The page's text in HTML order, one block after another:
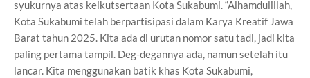
syukurnya atas keikutsertaan Kota Sukabumi. “Alhamdulillah,
Kota Sukabumi telah berpartisipasi dalam Karya Kreatif Jawa
Barat tahun 2025. Kita ada di urutan nomor satu tadi, jadi kita
paling pertama tampil. Deg-degannya ada, namun setelah itu
lancar. Kita menggunakan batik khas Kota Sukabumi,